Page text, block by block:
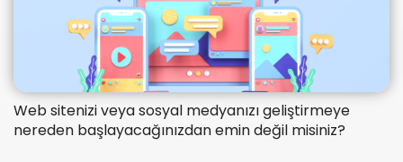
Web sitenizi veya sosyal medyanızı geliştirmeye
nereden başlayacağınızdan emin değil misiniz?